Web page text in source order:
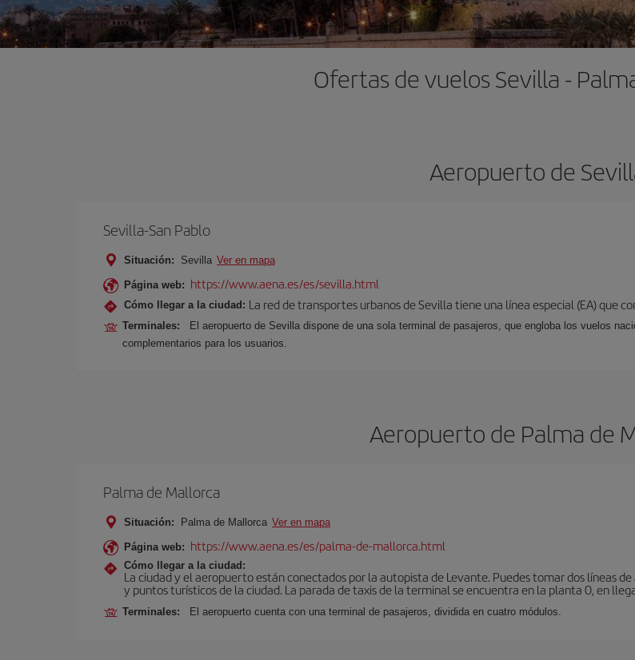
Ofertas de vuelos Sevilla -
Aeropuerto de
Sevilla-San Pablo
Situación: Sevilla Ver en mapa
Página web: https://www.aena.es/es/sevilla.html
Cómo llegar a la ciudad: La red de transportes urbanos de Sevilla tiene una línea especial (EA) que
Terminales:
El aeropuerto de Sevilla dispone de una sola terminal de pasajeros, que engloba los vuelos
complementarios para los usuarios.
Aeropuerto de Palma de
Palma de Mallorca
Situación: Palma de Mallorca Ver en mapa
Página web: https://www.aena.es/es/palma-de-mallorca.html
Cómo llegar a la ciudad:
La ciudad y el aeropuerto están conectados por la autopista de Levante. Puedes tomar dos líneas
y puntos turísticos de la ciudad. La parada de taxis de la terminal se encuentra en la planta 0, en
Terminales: El aeropuerto cuenta con una terminal de pasajeros, dividida en cuatro módulos.